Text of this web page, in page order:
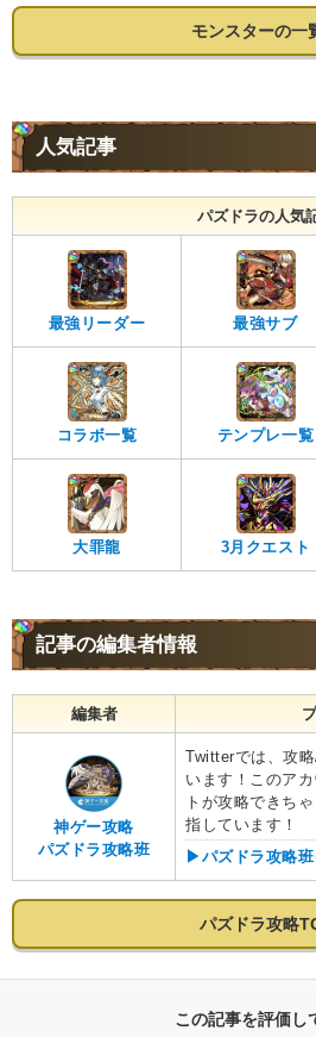
モンスターの一
人気記事
パズドラの人気
最強リーダー 最強サブ
コラボ一覧 テンプレ一覧
大罪龍 3月クエスト
記事の編集者情報
編集者
神ゲー攻略
パズドラ攻略班
Twitterでは、攻
います！このア
トが攻略できち
指しています！
▶︎パズドラ攻略
パズドラ攻略
この記事を評価し